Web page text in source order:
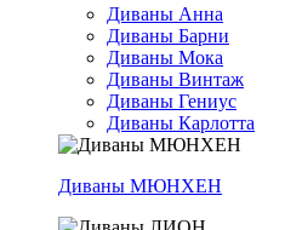
Диваны Анна
Диваны Барни
Диваны Мока
Диваны Винтаж
Диваны Гениус
Диваны Карлотта
Диваны МЮНХЕН